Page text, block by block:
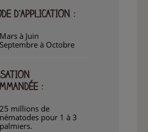
D'APPLICATION :
Mars à Juin
Septembre à Octobre
:
25 millions de
nématodes pour 1 à 3
palmiers.